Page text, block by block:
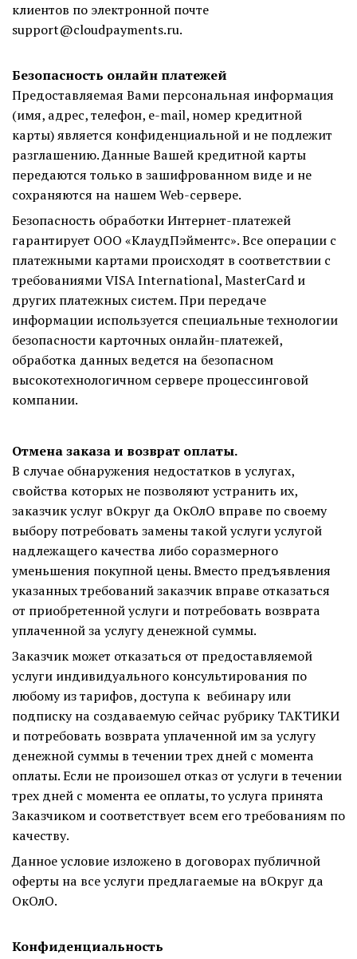
клиентов по электронной почте
support@cloudpayments.ru.
Безопасность онлайн платежей
Предоставляемая Вами персональная информация
(имя, адрес, телефон, e-mail, номер кредитной
карты) является конфиденциальной и не подлежит
разглашению. Данные Вашей кредитной карты
передаются только в зашифрованном виде и не
сохраняются на нашем Web-сервере.
Безопасность обработки Интернет-платежей
гарантирует ООО «КлаудПэйментс». Все операции с
платежными картами происходят в соответствии с
требованиями VISA International, MasterCard и
других платежных систем. При передаче
информации используется специальные технологии
безопасности карточных онлайн-платежей,
обработка данных ведется на безопасном
высокотехнологичном сервере процессинговой
компании.
Отмена заказа и возврат оплаты.
В случае обнаружения недостатков в услугах,
свойства которых не позволяют устранить их,
заказчик услуг вОкруг да ОкОлО вправе по своему
выбору потребовать замены такой услуги услугой
надлежащего качества либо соразмерного
уменьшения покупной цены. Вместо предъявления
указанных требований заказчик вправе отказаться
от приобретенной услуги и потребовать возврата
уплаченной за услугу денежной суммы.
Заказчик может отказаться от предоставляемой
услуги индивидуального консультирования по
любому из тарифов, доступа к вебинару или
подписку на создаваемую сейчас рубрику ТАКТИКИ
и потребовать возврата уплаченной им за услугу
денежной суммы в течении трех дней с момента
оплаты. Если не произошел отказ от услуги в течении
трех дней с момента ее оплаты, то услуга принята
Заказчиком и соответствует всем его требованиям по
качеству.
Данное условие изложено в договорах публичной
оферты на все услуги предлагаемые на вОкруг да
ОкОлО.
Конфиденциальность